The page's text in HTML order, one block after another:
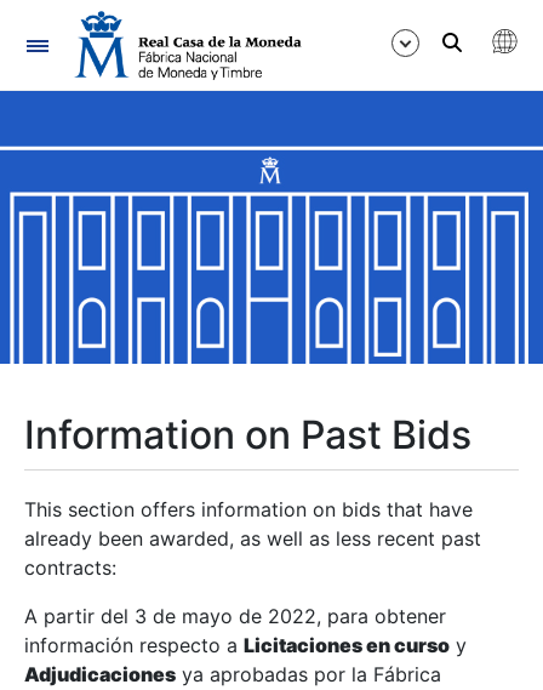
Navigation
Show/Hide
Show/Hide
Show/Hide
Show/Hide
Show/Hide
Information on Past Bids
This section offers information on bids that have
already been awarded, as well as less recent past
contracts:
A partir del 3 de mayo de 2022, para obtener
información respecto a Licitaciones en curso y
Adjudicaciones ya aprobadas por la Fábrica